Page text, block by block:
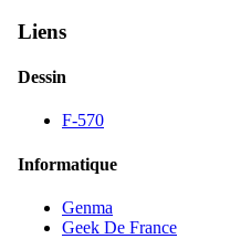
Liens
Dessin
F-570
Informatique
Genma
Geek De France